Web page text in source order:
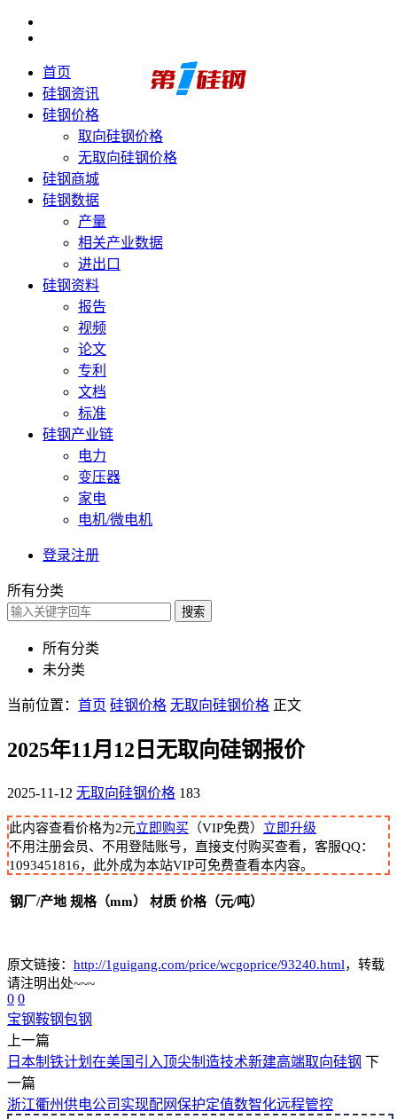
首页
硅钢资讯
硅钢价格
取向硅钢价格
无取向硅钢价格
硅钢商城
硅钢数据
产量
相关产业数据
进出口
硅钢资料
报告
视频
论文
专利
文档
标准
硅钢产业链
电力
变压器
家电
电机/微电机
登录注册
所有分类
搜索
所有分类
未分类
当前位置： 首页 硅钢价格 无取向硅钢价格 正文
2025年11月12日无取向硅钢报价
2025-11-12 无取向硅钢价格 183
此内容查看价格为2元立即购买 （VIP免费） 立即升级
不用注册会员、不用登陆账号，直接支付购买查看，客服QQ：
1093451816，此外成为本站VIP可免费查看本内容。
钢厂/产地 规格（mm） 材质 价格（元/吨）
原文链接： http://1guigang.com/price/wcgoprice/93240.html，转载
请注明出处~~~
0 0
宝钢鞍钢包钢
上一篇
日本制铁计划在美国引入顶尖制造技术新建高端取向硅钢 下
一篇
浙江衢州供电公司实现配网保护定值数智化远程管控